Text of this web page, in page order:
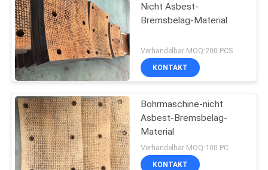
Nicht Asbest-
Bremsbelag-Material
Verhandelbar MOQ:200 PCS
KONTAKT
Bohrmaschine-nicht
Asbest-Bremsbelag-
Material
Verhandelbar MOQ:100 PC
KONTAKT